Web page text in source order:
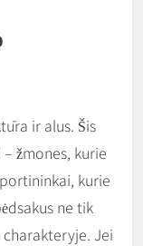
ir alus. Šis
žmones, kurie
kurie
ne tik
Jei